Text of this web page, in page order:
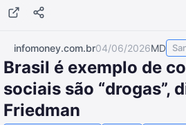
infomoney.com.br04/06/2026MD
Brasil é exemplo de
sociais são “drogas”,
Friedman